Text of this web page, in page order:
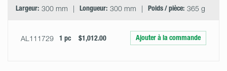
Largeur: 300 mm Longueur: 300 mm Poids / pièce: 365 g
AL111729 1 pc $1,012.00 Ajouter à la commande